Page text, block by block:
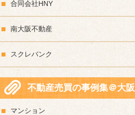
合同会社HNY
南大阪不動産
スクレバンク
不動産売買の事例集＠大阪
マンション